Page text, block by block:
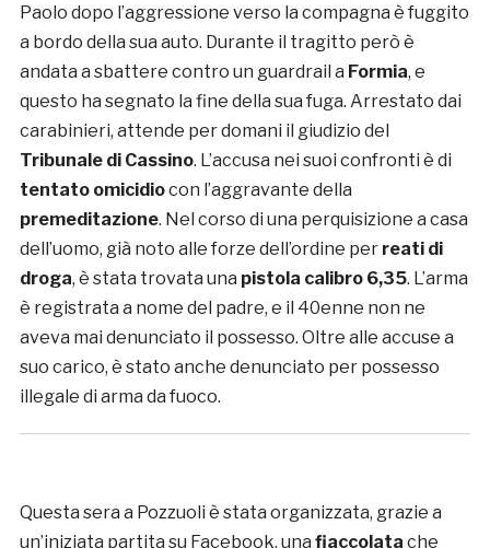
Paolo dopo l’aggressione verso la compagna è fuggito
a bordo della sua auto. Durante il tragitto però è
andata a sbattere contro un guardrail a Formia, e
questo ha segnato la fine della sua fuga. Arrestato dai
carabinieri, attende per domani il giudizio del
Tribunale di Cassino. L’accusa nei suoi confronti è di
tentato omicidiocon l’aggravante della
premeditazione. Nel corso di una perquisizione a casa
dell’uomo, già noto alle forze dell’ordine per reati di
droga, è stata trovata una pistola calibro 6,35. L’arma
è registrata a nome del padre, e il 40enne non ne
aveva mai denunciato il possesso. Oltre alle accuse a
suo carico, è stato anche denunciato per possesso
illegale di arma da fuoco.
Questa sera a Pozzuoli è stata organizzata, grazie a
un’iniziata partita su Facebook, una fiaccolata che